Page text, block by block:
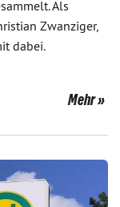
Als
Zwanziger,
dabei.
Mehr